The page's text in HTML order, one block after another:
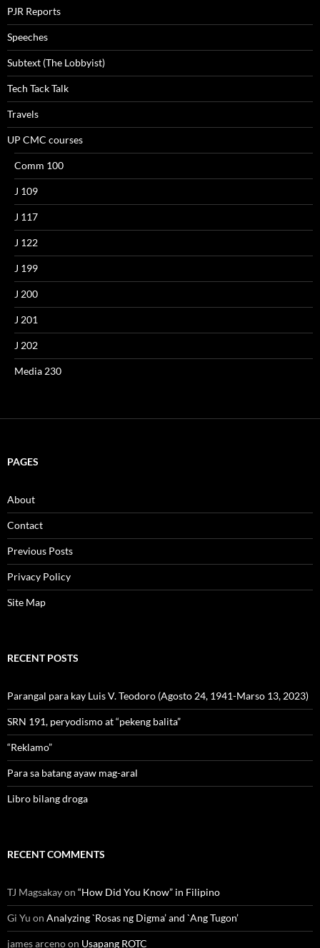
PJR Reports
Speeches
Subtext (The Lobbyist)
Tech Tack Talk
Travels
UP CMC courses
Comm 100
J 109
J 117
J 122
J 199
J 200
J 201
J 202
Media 230
PAGES
About
Contact
Previous Posts
Privacy Policy
Site Map
RECENT POSTS
Parangal para kay Luis V. Teodoro (Agosto 24, 1941-Marso 13, 2023)
SRN 191, peryodismo at “pekeng balita”
“Reklamo”
Para sa batang ayaw mag-aral
Libro bilang droga
RECENT COMMENTS
TJ Magsakayon “How Did You Know” in Filipino
Gi Yu on Analyzing `Rosas ng Digma’ and `Ang Tugon’
james arcenoon Usapang ROTC